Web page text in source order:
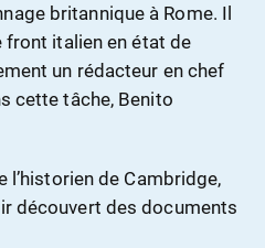
britannique à Rome. Il
front italien en état de
un rédacteur en chef
cette tâche, Benito
l’historien de Cambridge,
découvert des documents